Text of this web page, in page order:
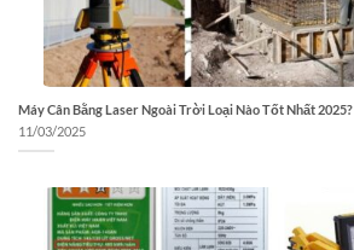
Máy Cân Bằng Laser Ngoài Trời Loại Nào Tốt Nhất 2025?
11/03/2025